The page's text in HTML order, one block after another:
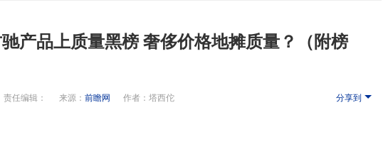
产品上质量黑榜 奢侈价格地摊质量？（附榜
分享到
责任编辑： 来源： 前瞻网 作者：塔西佗